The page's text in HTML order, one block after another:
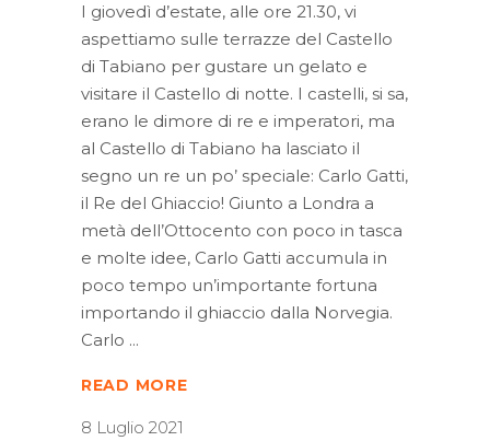
I giovedì d’estate, alle ore 21.30, vi
aspettiamo sulle terrazze del Castello
di Tabiano per gustare un gelato e
visitare il Castello di notte. I castelli, si sa,
erano le dimore di re e imperatori, ma
al Castello di Tabiano ha lasciato il
segno un re un po’ speciale: Carlo Gatti,
il Re del Ghiaccio! Giunto a Londra a
metà dell’Ottocento con poco in tasca
e molte idee, Carlo Gatti accumula in
poco tempo un’importante fortuna
importando il ghiaccio dalla Norvegia.
Carlo
READ MORE
8 Luglio 2021